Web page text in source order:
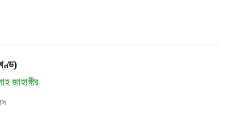
জাহাঙ্গীর